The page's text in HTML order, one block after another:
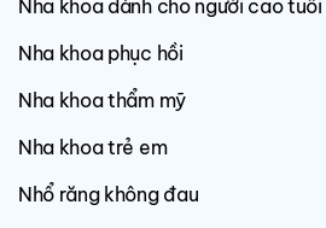
Nha khoa dành cho người cao tuổi
Nha khoa phục hồi
Nha khoa thẩm mỹ
Nha khoa trẻ em
Nhổ răng không đau